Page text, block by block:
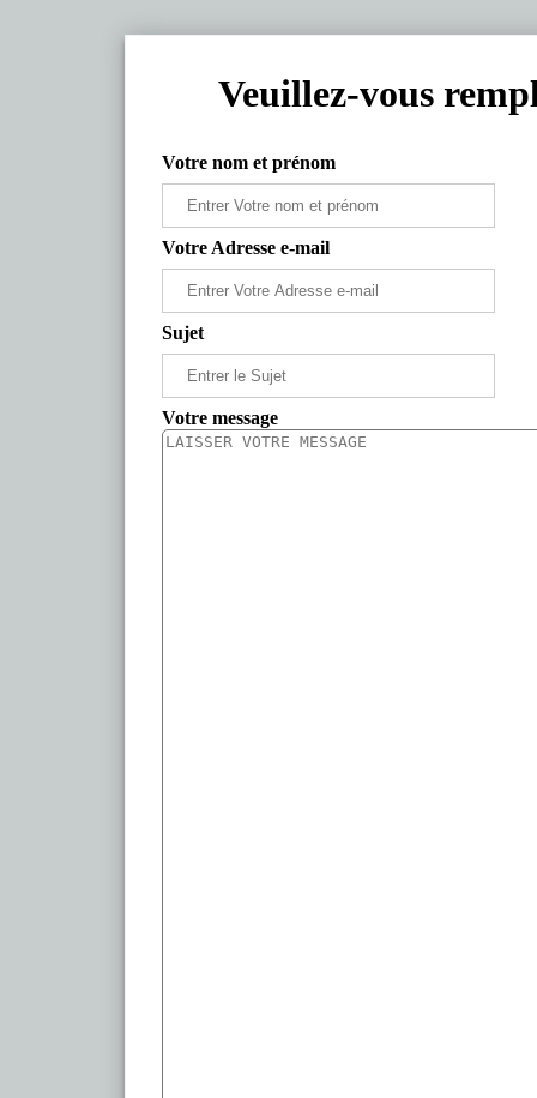
Veuillez-vous
Votre nom et prénom
Votre Adresse e-mail
Sujet
Votre message